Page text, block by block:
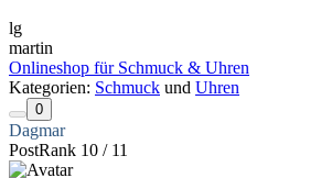
lg
martin
Onlineshop für Schmuck & Uhren
Kategorien: Schmuck und Uhren
0
Dagmar
PostRank 10 / 11